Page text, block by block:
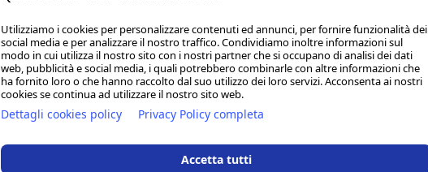
Utilizziamo i cookies per personalizzare contenuti ed annunci, per fornire funzionalità dei
social media e per analizzare il nostro traffico. Condividiamo inoltre informazioni sul
modo in cui utilizza il nostro sito con i nostri partner che si occupano di analisi dei dati
web, pubblicità e social media, i quali potrebbero combinarle con altre informazioni che
ha fornito loro o che hanno raccolto dal suo utilizzo dei loro servizi. Acconsenta ai nostri
cookies se continua ad utilizzare il nostro sito web.
Dettagli cookies policy Privacy Policy completa
Accetta tutti